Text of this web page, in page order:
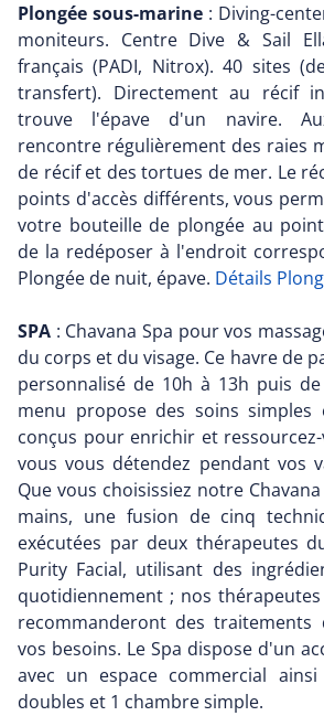
Plongée sous-marine: Diving-
moniteurs. Centre Dive & Sail
français (PADI, Nitrox). 40 sites
transfert). Directement au récif
trouve l'épave d'un navire.
rencontre régulièrement des raies
de récif et des tortues de mer. Le
points d'accès différents, vous
votre bouteille de plongée au
de la redéposer à l'endroit
Plongée de nuit, épave. Détails
SPA : Chavana Spa pour vos
du corps et du visage. Ce havre de
personnalisé de 10h à 13h puis
menu propose des soins simples
conçus pour enrichir et
vous vous détendez pendant vos
Que vous choisissiez notre
mains, une fusion de cinq
exécutées par deux thérapeutes
Purity Facial, utilisant des
quotidiennement ; nos
recommanderont des traitements
vos besoins. Le Spa dispose d'un
avec un espace commercial
doubles et 1 chambre simple.